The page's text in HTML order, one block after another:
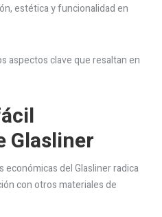
estética y funcionalidad en
aspectos clave que resaltan en
Glasliner
económicas del Glasliner radica
con otros materiales de